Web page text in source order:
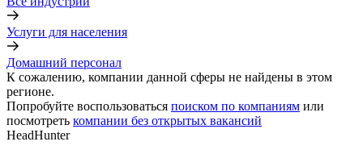
Услуги для населения
Домашний персонал
К сожалению, компании данной сферы не найдены в этом
регионе.
Попробуйте воспользоваться поиском по компаниям или
посмотреть компании без открытых вакансий
HeadHunter